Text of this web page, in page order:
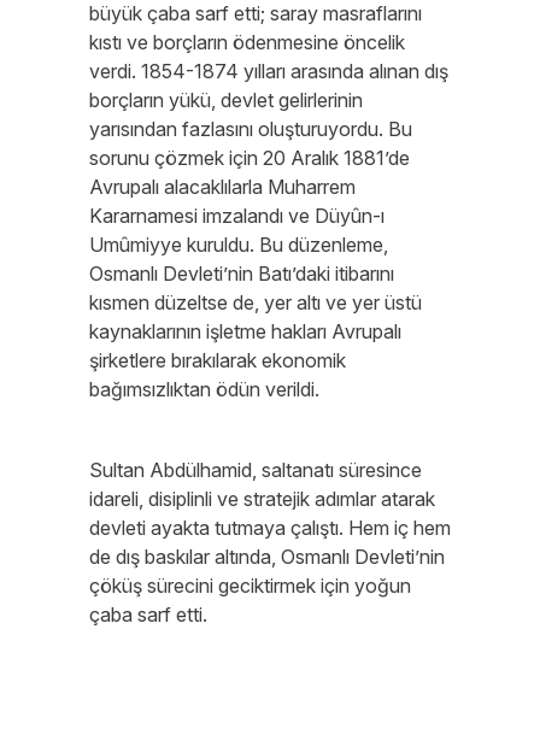
büyük çaba sarf etti; saray masraflarını
kıstı ve borçların ödenmesine öncelik
verdi. 1854-1874 yılları arasında alınan dış
borçların yükü, devlet gelirlerinin
yarısından fazlasını oluşturuyordu. Bu
sorunu çözmek için 20 Aralık 1881’de
Avrupalı alacaklılarla Muharrem
Kararnamesi imzalandı ve Düyûn-ı
Umûmiyye kuruldu. Bu düzenleme,
Osmanlı Devleti’nin Batı’daki itibarını
kısmen düzeltse de, yer altı ve yer üstü
kaynaklarının işletme hakları Avrupalı
şirketlere bırakılarak ekonomik
bağımsızlıktan ödün verildi.
Sultan Abdülhamid, saltanatı süresince
idareli, disiplinli ve stratejik adımlar atarak
devleti ayakta tutmaya çalıştı. Hem iç hem
de dış baskılar altında, Osmanlı Devleti’nin
çöküş sürecini geciktirmek için yoğun
çaba sarf etti.